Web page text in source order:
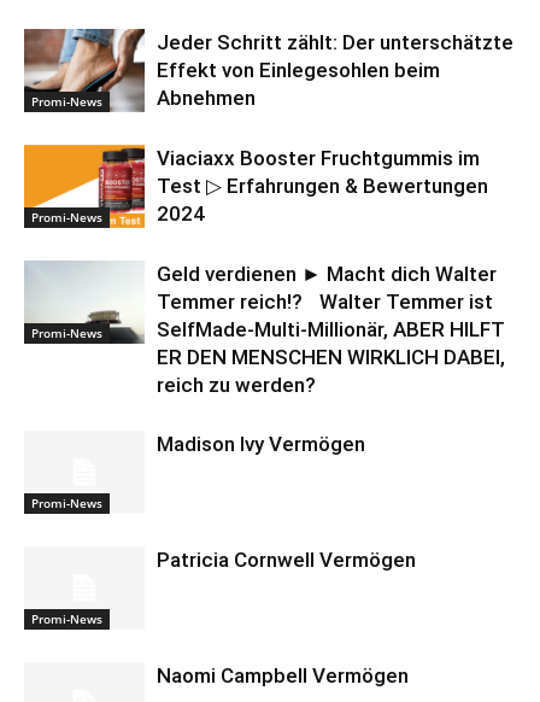
Promi-News
Jeder Schritt zählt: Der unterschätzte
Effekt von Einlegesohlen beim
Abnehmen
Promi-News
Viaciaxx Booster Fruchtgummis im
Test ▷ Erfahrungen & Bewertungen
2024
Promi-News
Geld verdienen ► Macht dich Walter
Temmer reich!? Walter Temmer ist
SelfMade-Multi-Millionär, ABER HILFT
ER DEN MENSCHEN WIRKLICH DABEI,
reich zu werden?
Promi-News
Madison Ivy Vermögen
Promi-News
Patricia Cornwell Vermögen
Naomi Campbell Vermögen